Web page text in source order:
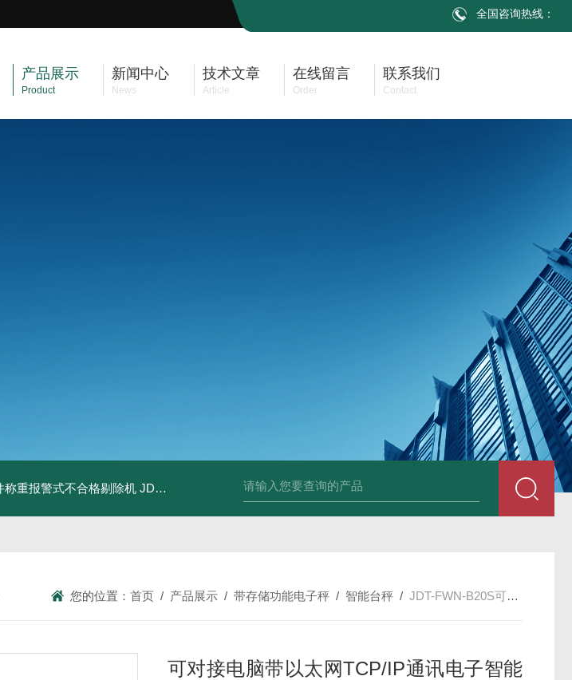
全国咨询热线：
产品展示
Product
新闻中心
News
技术文章
Article
在线留言
Order
联系我们
Contact
称重报警式不合格剔除机 JDT-GT-A8E儿童玩具包装合规检测秤漏装配件报警滚筒称 JDT-WN-Q20S食品
您的位置：首页 / 产品展示 /带存储功能电子秤 / 智能台秤 /JDT-FWN-B20S可对接电脑带以太网TCP/IP通讯电子智能称
可对接电脑带以太网TCP/IP通讯电子智能